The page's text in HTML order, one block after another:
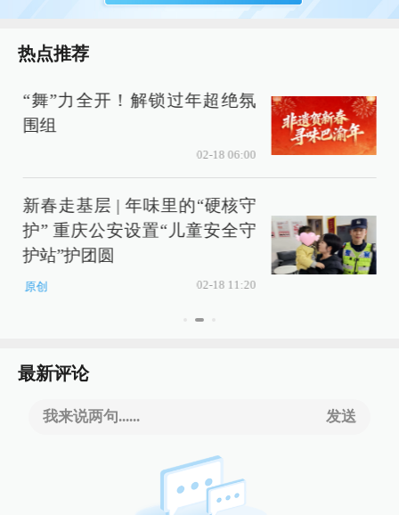
热点推荐
“舞”力全开！解锁过年超绝氛
围组
02-18 06:00
新春走基层 | 年味里的“硬核守
护” 重庆公安设置“儿童安全守
护站”护团圆
原创 02-18 11:20
最新评论
我来说两句...... 发送